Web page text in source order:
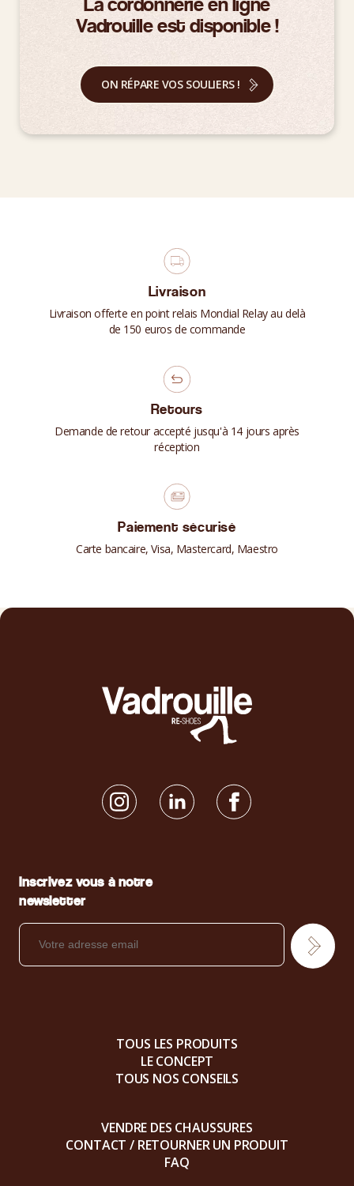
La cordonnerie en ligne
Vadrouille est disponible !
ON RÉPARE VOS SOULIERS !
Livraison
Livraison offerte en point relais Mondial Relay au delà
de 150 euros de commande
Retours
Demande de retour accepté jusqu'à 14 jours après
réception
Paiement sécurisé
Carte bancaire, Visa, Mastercard, Maestro
Inscrivez vous à notre
newsletter
TOUS LES PRODUITS
LE CONCEPT
TOUS NOS CONSEILS
VENDRE DES CHAUSSURES
CONTACT / RETOURNER UN PRODUIT
FAQ